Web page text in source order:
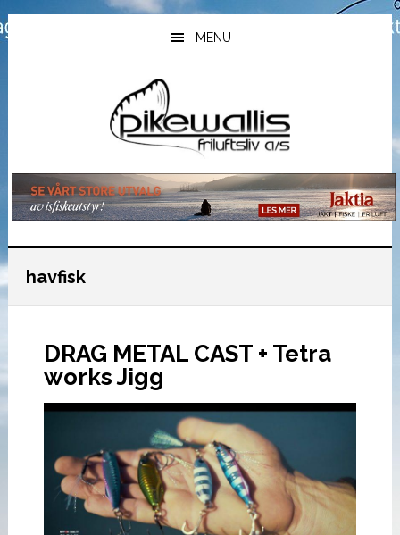
Hopp
til
Hopp
til
Hopp
til
MENU
havfisk
DRAG METAL CAST + Tetra
works Jigg